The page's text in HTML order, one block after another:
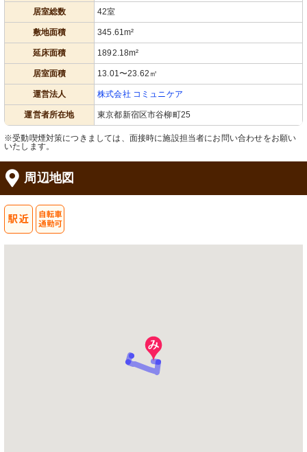
居室総数 42室
敷地面積 345.61m²
延床面積 1892.18m²
居室面積 13.01〜23.62㎡
運営法人 株式会社 コミュニケア
運営者所在地 東京都新宿区市谷柳町25
※受動喫煙対策につきましては、面接時に施設担当者にお問い合わせをお願い
いたします。
周辺地図